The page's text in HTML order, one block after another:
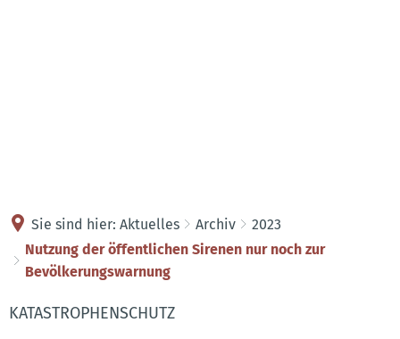
Sie sind hier: Aktuelles Archiv
2023
Nutzung der öffentlichen Sirenen nur noch zur
Bevölkerungswarnung
KATASTROPHENSCHUTZ